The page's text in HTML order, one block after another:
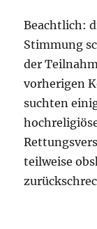
Beachtlich:
Stimmung
der
vorherigen
suchten
teilweise